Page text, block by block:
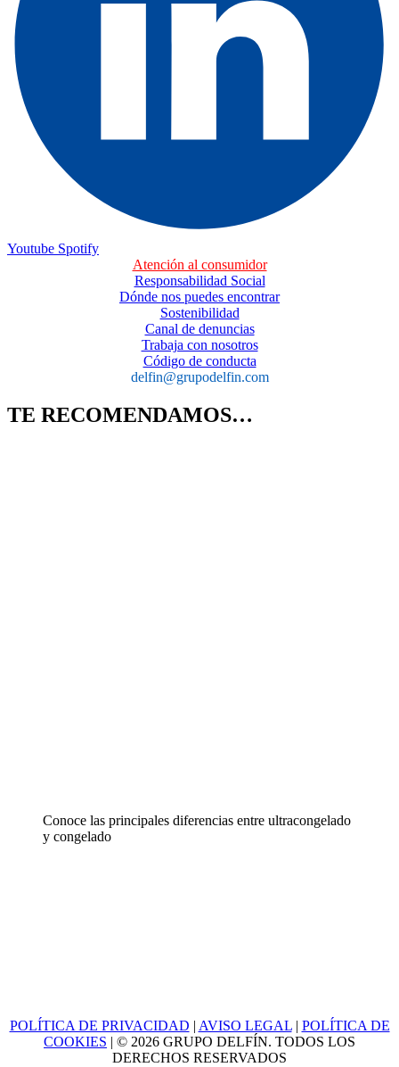
Youtube Spotify
Atención al consumidor
Responsabilidad Social
Dónde nos puedes encontrar
Sostenibilidad
Canal de denuncias
Trabaja con nosotros
Código de conducta
delfin@grupodelfin.com
TE RECOMENDAMOS…
Conoce las principales diferencias entre ultracongelado
y congelado
POLÍTICA DE PRIVACIDAD | AVISO LEGAL| POLÍTICA DE
COOKIES | © 2026 GRUPO DELFÍN. TODOS LOS
DERECHOS RESERVADOS